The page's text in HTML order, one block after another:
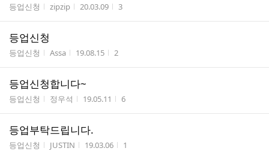
게시판명
등업신청 작성자
zipzip 작성시간
20.03.09 조회수
3
등업신청
게시판명
등업신청 작성자
Assa 작성시간
19.08.15 조회수
2
등업신청합니다~
게시판명
등업신청 작성자
정우석 작성시간
19.05.11 조회수
6
등업부탁드립니다.
게시판명
등업신청 작성자
JUSTIN 작성시간
19.03.06 조회수
1